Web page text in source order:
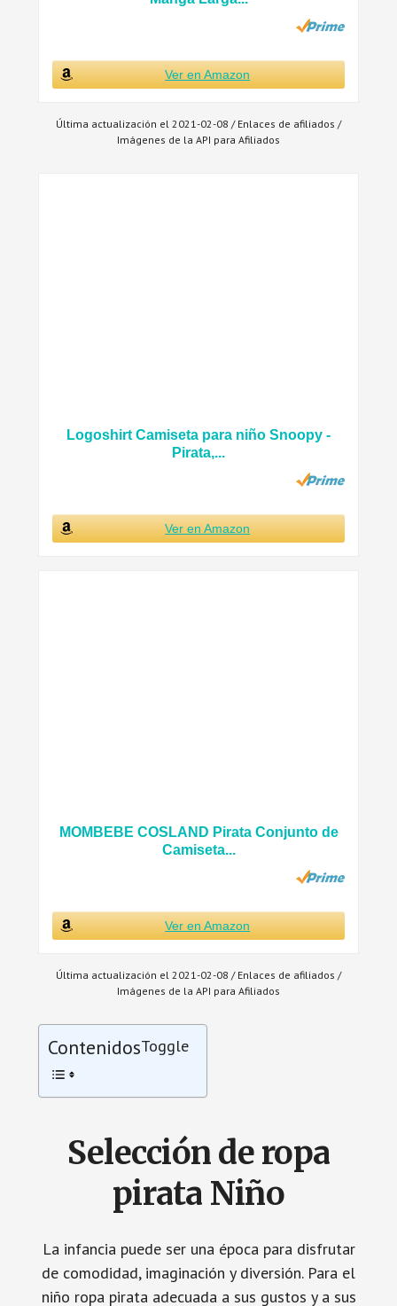
Ver en Amazon
Última actualización el 2021-02-08 / Enlaces de afiliados /
Imágenes de la API para Afiliados
Logoshirt Camiseta para niño Snoopy -
Pirata,...
Ver en Amazon
MOMBEBE COSLAND Pirata Conjunto de
Camiseta...
Ver en Amazon
Última actualización el 2021-02-08 / Enlaces de afiliados /
Imágenes de la API para Afiliados
ContenidosToggle
Selección de ropa
pirata Niño
La infancia puede ser una época para disfrutar
de comodidad, imaginación y diversión. Para el
niño ropa pirata adecuada a sus gustos y a sus